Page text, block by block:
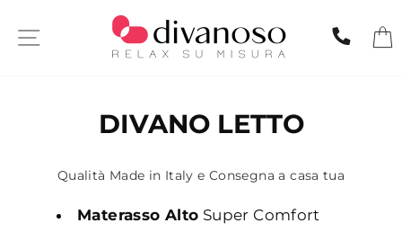
SITE NAVIGATION
DIVANO LETTO
Qualità Made in Italy e Consegna a casa tua
Materasso Alto Super Comfort